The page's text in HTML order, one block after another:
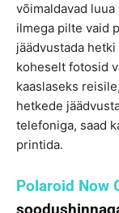
võimaldavad
ilmega pilte vaid
jäädvustada
koheselt fotosid
kaaslaseks
hetkede
telefoniga, saad
printida.
Polaroid Now